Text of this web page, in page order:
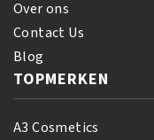
Over ons
Contact Us
Blog
TOPMERKEN
A3 Cosmetics